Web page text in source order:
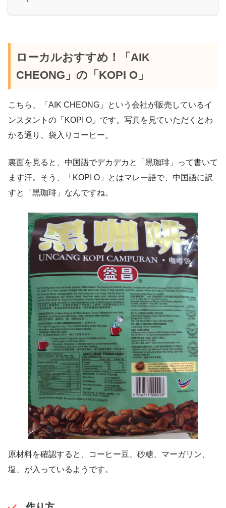
ローカルおすすめ！「AIK
CHEONG」の「KOPI O」
こちら、「AIK CHEONG」という会社が販売しているイ
ンスタントの「KOPI O」です。写真を見ていただくとわ
かる通り、袋入りコーヒー。
裏面を見ると、中国語でデカデカと「黒珈琲」って書いて
ます汗。そう、「KOPI O」とはマレー語で、中国語に訳
すと「黒珈琲」なんですね。
原材料を確認すると、コーヒー豆、砂糖、マーガリン、
塩、が入っているようです。